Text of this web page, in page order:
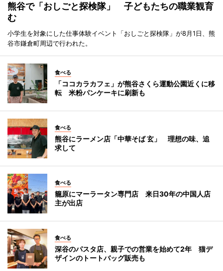
熊谷で「おしごと探検隊」 子どもたちの職業観育
む
小学生を対象にした仕事体験イベント「おしごと探検隊」が8月1日、熊
谷市鎌倉町周辺で行われた。
食べる
「ココカラカフェ」が熊谷さくら運動公園近くに移
転 米粉パンケーキに刷新も
食べる
熊谷にラーメン店「中華そば 玄」 理想の味、追
求して
食べる
籠原にマーラータン専門店 来日30年の中国人店
主が出店
食べる
深谷のパスタ店、親子での営業を始めて2年 猫デ
ザインのトートバッグ販売も